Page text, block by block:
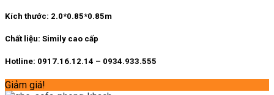
Kích thước: 2.0*0.85*0.85m
Chất liệu: Simily cao cấp
Hotline: 0917.16.12.14 – 0934.933.555
Giảm giá!